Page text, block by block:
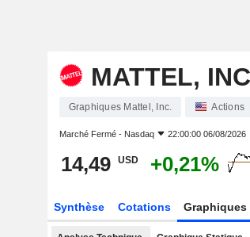
MATTEL,
Graphiques Mattel, Inc. Actions
Marché Fermé - Nasdaq 22:00:00 06/08/2026
14,49 USD +0,21%
Synthèse Cotations Graphiques